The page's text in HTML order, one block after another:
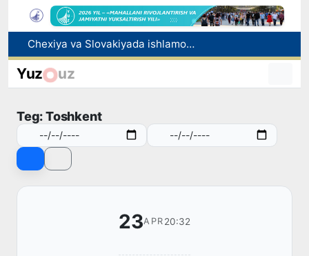
Chexiya va Slovakiyada ishlamoqchi bo‘lgan tibbiyot mutaxassislari ro‘yxatga olinadi
Bolaning familiyasiga otasining ismini berishga ruxsat beriladi
Oʻzbekistonda 2025 yilda korrupsiyaga oid jinoyatlar boʻyicha 7 517 nafar shaxs javobgarlikka tortilgan
Yuz uz
Teg: Toshkent
23APR 20:32